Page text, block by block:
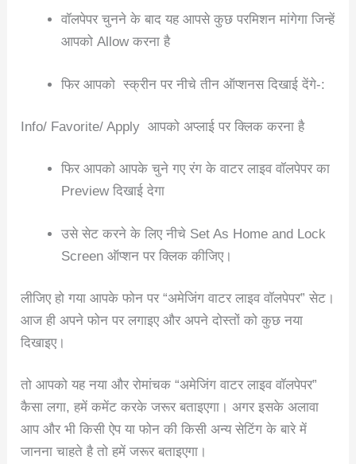
वॉलपेपर चुनने के बाद यह आपसे कुछ परमिशन मांगेगा जिन्हें
आपको Allow करना है
फिर आपको स्क्रीन पर नीचे तीन ऑप्शनस दिखाई देंगे-:
Info/ Favorite/ Apply आपको अप्लाई पर क्लिक करना है
फिर आपको आपके चुने गए रंग के वाटर लाइव वॉलपेपर का
Preview दिखाई देगा
उसे सेट करने के लिए नीचे Set As Home and Lock
Screen ऑप्शन पर क्लिक कीजिए।
लीजिए हो गया आपके फोन पर “अमेजिंग वाटर लाइव वॉलपेपर” सेट।
आज ही अपने फोन पर लगाइए और अपने दोस्तों को कुछ नया
दिखाइए।
तो आपको यह नया और रोमांचक “अमेजिंग वाटर लाइव वॉलपेपर”
कैसा लगा, हमें कमेंट करके जरूर बताइएगा। अगर इसके अलावा
आप और भी किसी ऐप या फोन की किसी अन्य सेटिंग के बारे में
जानना चाहते है तो हमें जरूर बताइएगा।